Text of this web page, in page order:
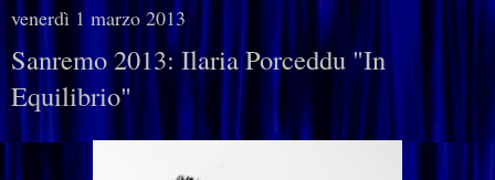
venerdì 1 marzo 2013
Sanremo 2013: Ilaria Porceddu "In
Equilibrio"